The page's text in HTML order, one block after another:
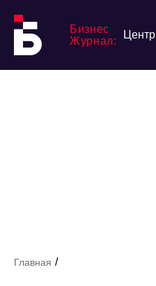
Бизнес
Журнал:
Центр
Главная /